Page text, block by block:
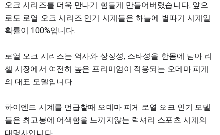
오크 시리즈를 더욱 만나기 힘들게 만들어버렸습니다. 앞으
로도 로열 오크 시리즈 인기 시계들은 하늘에 별따기 시계일
확률이 100%입니다.
로열 오크 시리즈는 역사와 상징성, 스타성을 한몸에 담아 리
셀 시장에서 여전히 높은 프리미엄이 적용되는 오데마 피게
의 대표 모델입니다.
하이엔드 시계를 언급할때 오데마 피게 로열 오크 인기 모델
들은 최고봉에 어색함을 느끼지않는 럭셔리 스포츠 시계의
대명사입니다.